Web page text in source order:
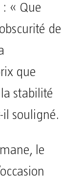
« Que
de
que
stabilité
souligné.
le